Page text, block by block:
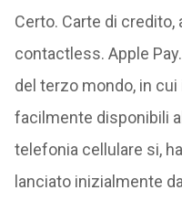
Certo. Carte di
contactless. Apple
del terzo mondo, in
facilmente disponibili
telefonia cellulare si,
lanciato inizialmente